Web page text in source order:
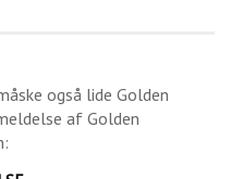
også lide Golden
af Golden
: